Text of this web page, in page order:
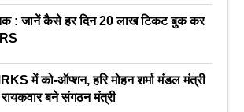
: जानें कैसे हर दिन 20 लाख टिकट बुक कर
में को-ऑप्शन, हरि मोहन शर्मा मंडल मंत्री
बने संगठन मंत्री